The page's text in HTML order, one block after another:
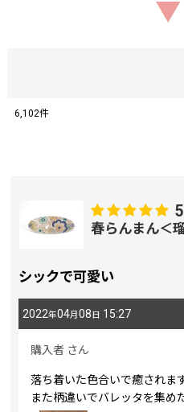
画像:
6,102件
5
春らんまん＜
シックで可愛い
2022年04月 08 日 15:27
購入者 さん
落ち着いた色合いで癒されま
また柄違いでバレッタを集め